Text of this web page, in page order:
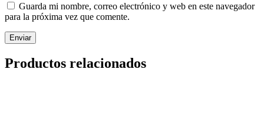
Guarda mi nombre, correo electrónico y web en este navegador
para la próxima vez que comente.
Productos relacionados